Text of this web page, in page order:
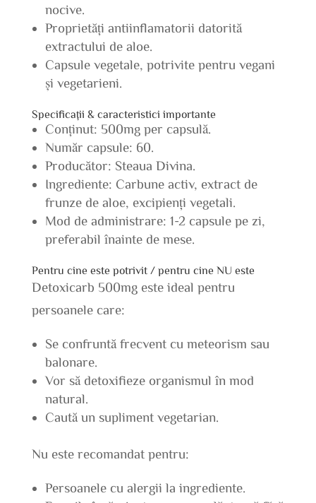
nocive.
Proprietăți antiinflamatorii datorită
extractului de aloe.
Capsule vegetale, potrivite pentru vegani
și vegetarieni.
Specificații & caracteristici importante
Conținut: 500mg per capsulă.
Număr capsule: 60.
Producător: Steaua Divina.
Ingrediente: Carbune activ, extract de
frunze de aloe, excipienți vegetali.
Mod de administrare: 1-2 capsule pe zi,
preferabil înainte de mese.
Pentru cine este potrivit / pentru cine NU este
Detoxicarb 500mg este ideal pentru
persoanele care:
Se confruntă frecvent cu meteorism sau
balonare.
Vor să detoxifieze organismul în mod
natural.
Caută un supliment vegetarian.
Nu este recomandat pentru:
Persoanele cu alergii la ingrediente.